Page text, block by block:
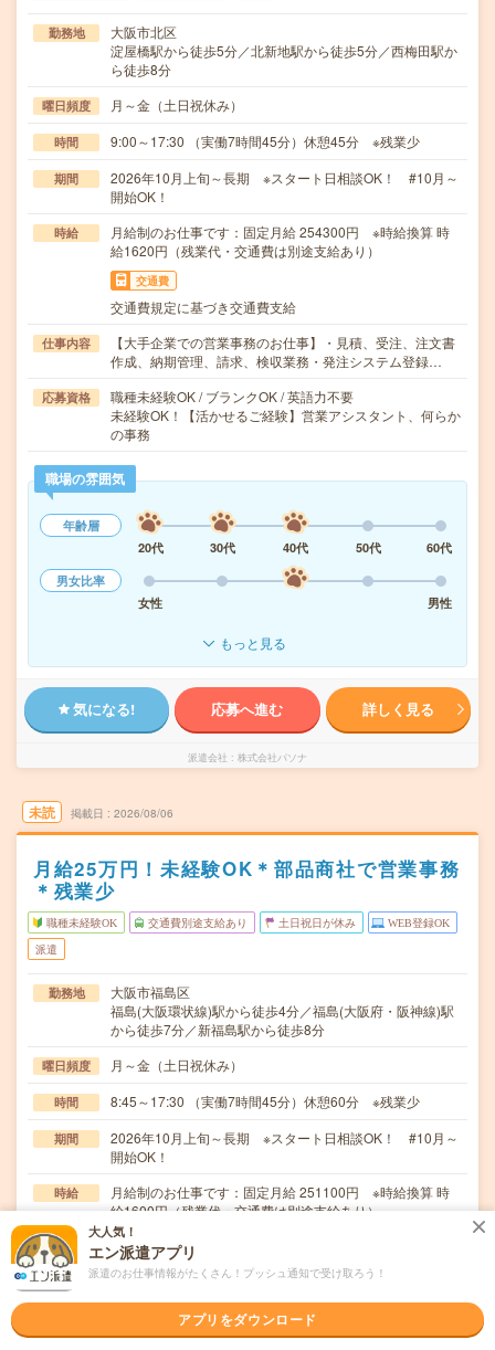
勤務地
大阪市北区
淀屋橋駅から徒歩5分／北新地駅から徒歩5分／西梅田駅か
ら徒歩8分
曜日頻度 月～金（土日祝休み）
時間 9:00～17:30 （実働7時間45分）休憩45分 ※残業少
期間
2026年10月上旬～長期 ※スタート日相談OK！ #10月～
開始OK！
時給
月給制のお仕事です：固定月給 254300円 ※時給換算 時
給1620円（残業代・交通費は別途支給あり）
交通費
交通費規定に基づき交通費支給
仕事内容
【大手企業での営業事務のお仕事】・見積、受注、注文書
作成、納期管理、請求、検収業務・発注システム登録…
応募資格
職種未経験OK / ブランクOK / 英語力不要
未経験OK！【活かせるご経験】営業アシスタント、何らか
の事務
職場の雰囲気
年齢層
20代
30代 40代 50代
60代
男女比率
女性
男性
もっと見る
気になる! 応募へ進む 詳しく見る
派遣会社 株式会社パソナ
未読 掲載日 2026/08/06
月給25万円！未経験OK＊部品商社で営業事務
＊残業少
職種未経験OK 交通費別途支給あり 土日祝日が休み WEB登録OK
派遣
勤務地
大阪市福島区
福島(大阪環状線)駅から徒歩4分／福島(大阪府・阪神線)駅
から徒歩7分／新福島駅から徒歩8分
曜日頻度 月～金（土日祝休み）
時間 8:45～17:30 （実働7時間45分）休憩60分 ※残業少
期間
2026年10月上旬～長期 ※スタート日相談OK！ #10月～
開始OK！
時給
月給制のお仕事です：固定月給 251100円 ※時給換算 時
給1600円（残業代・交通費は別途支給あり）
交通費
交通費規定に基づき交通費支給
仕事内容
【部品商社で営業事務のお仕事です】営業所から届くFAX
の内容確認・処理見積書作成（フォーマットへの入…
大人気！
エン派遣アプリ
派遣のお仕事情報がたくさん！プッシュ通知で受け取ろう！
アプリをダウンロード